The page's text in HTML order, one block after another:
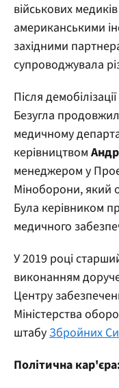
військових
американськими
західними
супроводжувала
Після
Безугла
медичному
керівництвом
менеджером у
Міноборони, який
Була керівником
медичного
У 2019 році
виконанням
Центру
Міністерства
штабуЗбройних
Політична